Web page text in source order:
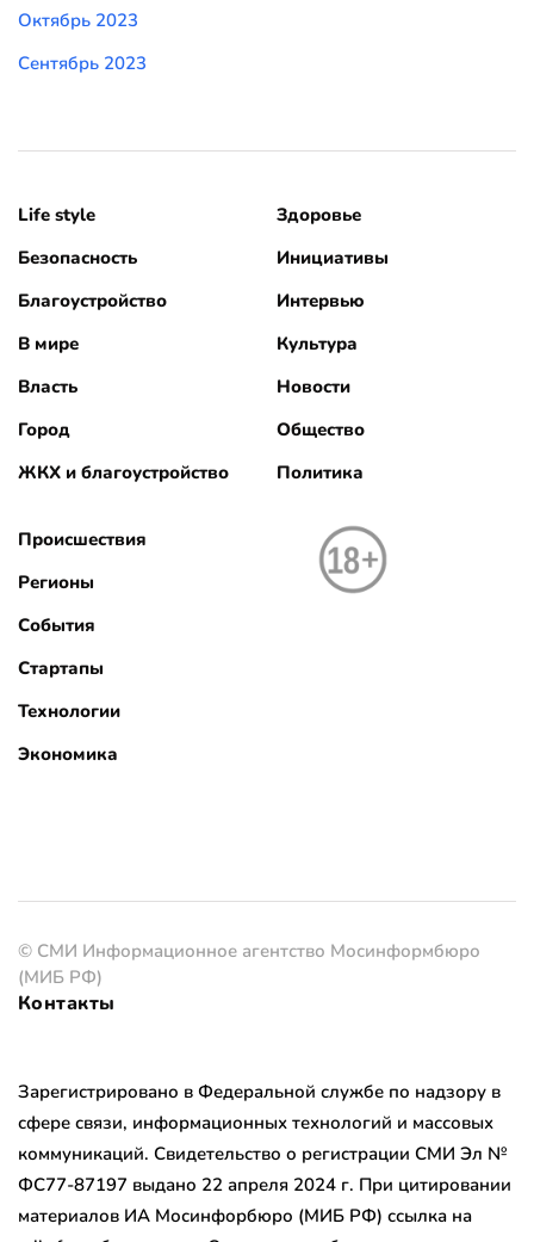
Октябрь 2023
Сентябрь 2023
Life style
Безопасность
Благоустройство
В мире
Власть
Город
ЖКХ и благоустройство
Здоровье
Инициативы
Интервью
Культура
Новости
Общество
Политика
Происшествия
Регионы
События
Стартапы
Технологии
Экономика
© СМИ Информационное агентство Мосинформбюро
(МИБ РФ)
Контакты
Зарегистрировано в Федеральной службе по надзору в
сфере связи, информационных технологий и массовых
коммуникаций. Свидетельство о регистрации СМИ Эл №
ФС77-87197 выдано 22 апреля 2024 г. При цитировании
материалов ИА Мосинфорбюро (МИБ РФ) ссылка на